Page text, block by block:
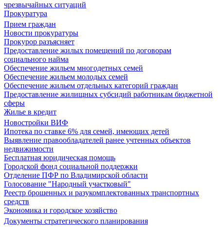
чрезвычайных ситуаций
Прокуратура
Прием граждан
Новости прокуратуры
Прокурор разъясняет
Предоставление жилых помещений по договорам
социального найма
Обеспечение жильем многодетных семей
Обеспечение жильем молодых семей
Обеспечение жильем отдельных категорий граждан
Предоставление жилищных субсидий работникам бюджетной
сферы
Жилье в кредит
Новостройки ВИФ
Ипотека по ставке 6% для семей, имеющих детей
Выявление правообладателей ранее учтенных объектов
недвижимости
Бесплатная юридическая помощь
Городской фонд социальной поддержки
Отделение ПФР по Владимирской области
Голосование "Народный участковый"
Реестр брошенных и разукомплектованных транспортных
средств
Экономика и городское хозяйство
Документы стратегического планирования